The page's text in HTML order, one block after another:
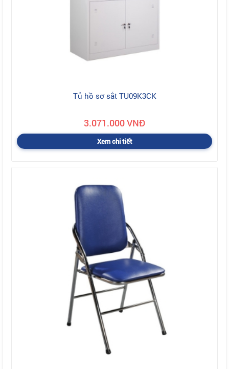
Tủ hồ sơ sắt TU09K3CK
3.071.000 VNĐ
Xem chi tiết